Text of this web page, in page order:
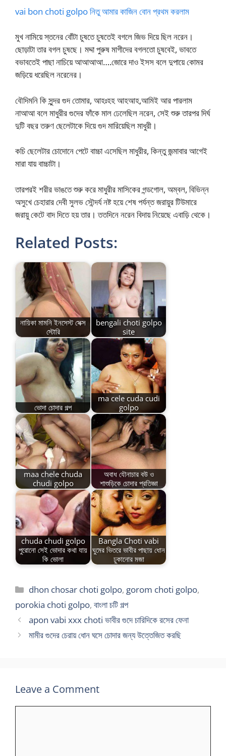
vai bon choti golpo নিতু আমার কাজিন বোন প্রথম করলাম
মুখ নামিয়ে স্তনের বোঁটা চুষতে চুষতেই বগলে জিভ দিয়ে ছিল নরেন।
ছোড়াটা তার বগল চুষছে। মদ্দা পুরুষ মাগীদের বগলতো চুষবেই, ভাবতে
বভাবতেই পাছা নাচিয়ে আআআআ….জোরে দাও ইসস বলে দুপায়ে কোমর
জড়িয়ে ধরেছিল নরেনের।
বৌদিমনি কি সুন্দর গুদ তোমার, আহঃহহ আহআহ,আমিই আর পারলাম
নাআআ বলে মাধুরীর গুদের ফাঁকে মাল ঢেলেছিল নরেন, সেই শুরু তারপর দির্ঘ
দুটি বছর তরুণ ছেলেটাকে দিয়ে গুদ মারিয়েছিল মাধুরী।
কচি ছেলেটার চোদোনে পেটে বাচ্চা এসেছিল মাধুরীর, কিন্তু জন্মাবার আগেই
মারা যায় বাচ্চাটা।
তারপরই শরীর ভাঙতে শুরু করে মাধুরীর মাসিকের গন্ডগোল, অম্বল, বিভিন্ন
অসুখে চেহারার দেবী সুলভ সৌন্দর্য নষ্ট হয়ে শেষ পর্যন্ত জরায়ুর টিউমারে
জরায়ু কেটে বাদ দিতে হয় তার। ততদিনে নরেন বিদায় নিয়েছে এবাড়ি থেকে।
Related Posts:
নায়িকা মামনি ইনসেস্ট সেক্স
স্টোরি
bengali choti golpo
site
ভোদা চোদার গল্প
ma cele cuda cudi
golpo
maa chele chuda
chudi golpo
অবাধ যৌনাচার বউ ও
শাশুড়িকে চোদার প্রতিজ্ঞা
chuda chudi golpo
পুরোনো সেই ভোদার কথা যায়
কি ভোলা
Bangla Choti vabi
ঘুমের ভিতরে ভাবীর পাছায় ধোন
ঢুকানোর মজা
Categories
dhon chosar choti golpo, gorom choti golpo,
porokia choti golpo, বাংলা চটি গল্প
apon vabi xxx choti ভাবীর গুদে চারিদিকে রসের ফেনা
মামীর গুদের চেরায় ধোন ঘসে চোদার জন্য উত্তেজিত করছি
Leave a Comment